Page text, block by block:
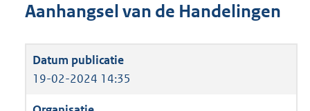
Aanhangsel van de Handelingen
19-02-2024 14:35